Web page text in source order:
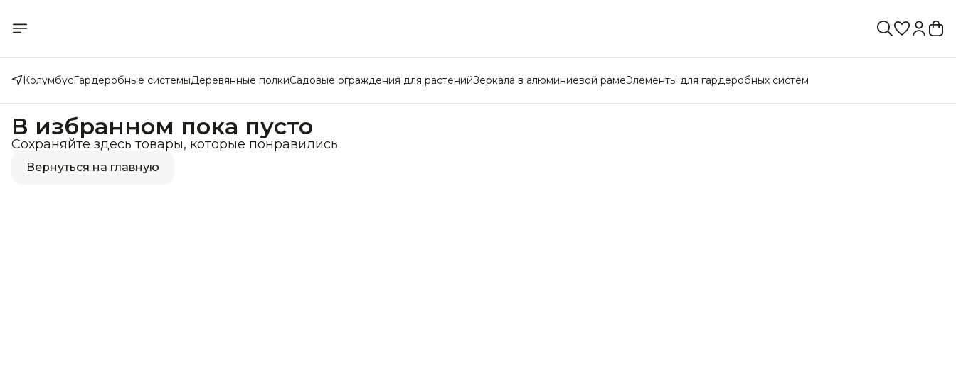
КолумбусГардеробные системыДеревянные полкиСадовые ограждения для растенийЗеркала в алюминиевой рамеЭлементы для гардеробных систем
В избранном пока пусто
Сохраняйте здесь товары, которые понравились
Вернуться на главную